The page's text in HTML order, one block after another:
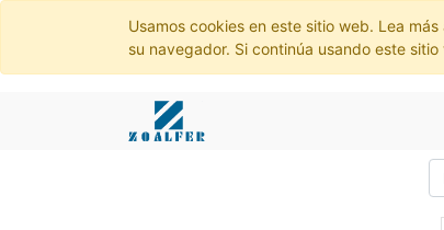
Usamos cookies en este sitio web. Lea
su navegador. Si continúa usando este